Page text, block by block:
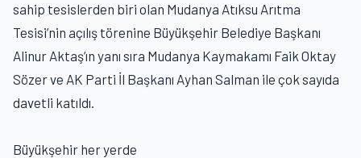
sahip tesislerden biri olan Mudanya Atıksu Arıtma
Tesisi’nin açılış törenine Büyükşehir Belediye Başkanı
Alinur Aktaş’ın yanı sıra Mudanya Kaymakamı Faik Oktay
Sözer ve AK Parti İl Başkanı Ayhan Salman ile çok sayıda
davetli katıldı.
Büyükşehir her yerde